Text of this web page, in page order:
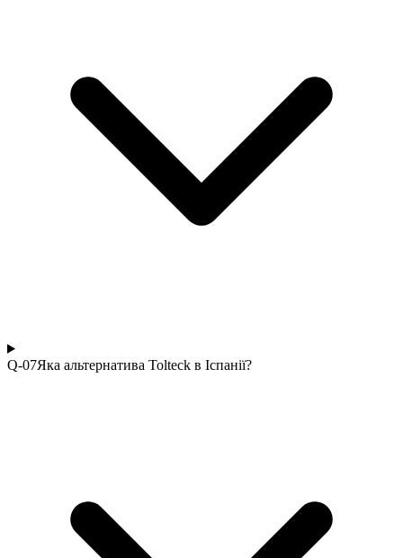
Q-07Яка альтернатива Tolteck в Іспанії?